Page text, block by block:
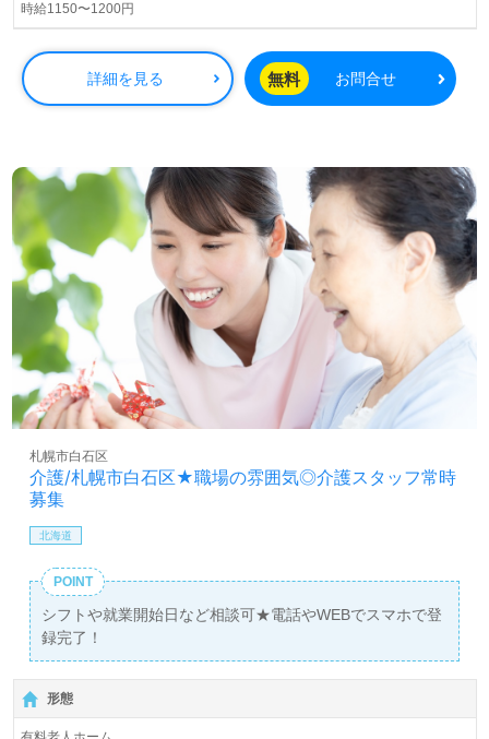
時給1150〜1200円
詳細を見る 無料 お問合せ
介護/札幌市白石区★職場の雰囲気◎介護スタッフ常時
募集
札幌市白石区
北海道
POINT
シフトや就業開始日など相談可★電話やWEBでスマホで登
録完了！
形態